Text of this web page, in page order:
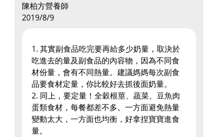
陳柏方營養師
2019/8/9
1. 其實副食品吃完要再給多少奶量，取決於
吃進去的量及副食品的內容物，因為不同食
材份量，會有不同熱量。建議媽媽每次副食
品要食材定量，你比較好去抓後面奶量。
2. 同上，要定量！全穀根莖、蔬菜、豆魚肉
蛋類食材，每餐都差不多。一方面避免熱量
變動太大，一方面也均衡，好拿捏寶寶進食
量。